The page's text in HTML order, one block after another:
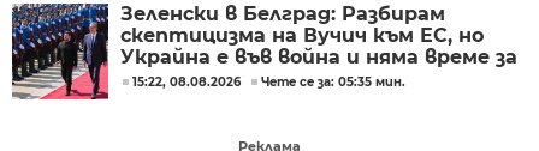
Зеленски в Белград: Разбирам
скептицизма на Вучич към ЕС, но
Украйна е във война и няма време за
скептицизъм
15:22, 08.08.2026 Чете се за: 05:35 мин.
Реклама